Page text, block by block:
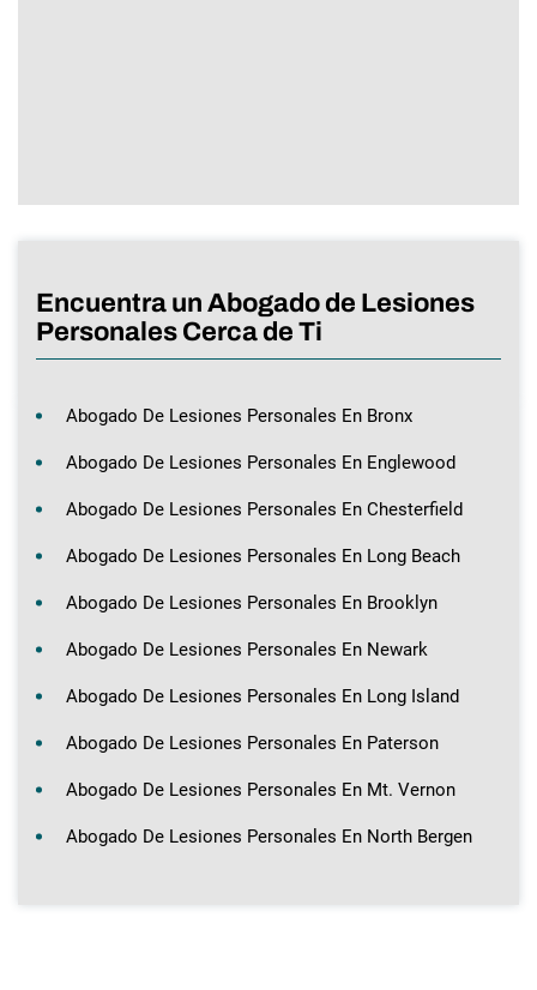
Encuentra un Abogado de Lesiones
Personales Cerca de Ti
Abogado De Lesiones Personales En Bronx
Abogado De Lesiones Personales En Englewood
Abogado De Lesiones Personales En Chesterfield
Abogado De Lesiones Personales En Long Beach
Abogado De Lesiones Personales En Brooklyn
Abogado De Lesiones Personales En Newark
Abogado De Lesiones Personales En Long Island
Abogado De Lesiones Personales En Paterson
Abogado De Lesiones Personales En Mt. Vernon
Abogado De Lesiones Personales En North Bergen